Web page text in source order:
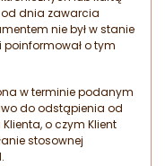
od dnia zawarcia
nie był w stanie
poinformował o tym
w terminie podanym
do odstąpienia od
o czym Klient
stosownej